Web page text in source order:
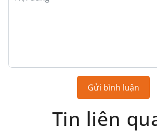
Gửi bình luận
Tin liên